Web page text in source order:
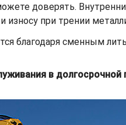
доверять.
износу при трении
благодаря сменным
в долгосрочной